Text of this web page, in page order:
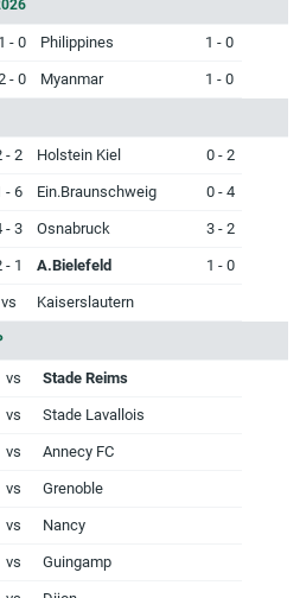
1 - 0 Philippines 1 - 0
- 0 Myanmar 1 - 0
- 2 Holstein Kiel 0 - 2
- 6 Ein.Braunschweig 0 - 4
- 3 Osnabruck 3 - 2
- 1 A.Bielefeld 1 - 0
vs Kaiserslautern
vs Stade Reims
vs Stade Lavallois
vs Annecy FC
vs Grenoble
vs Nancy
vs Guingamp